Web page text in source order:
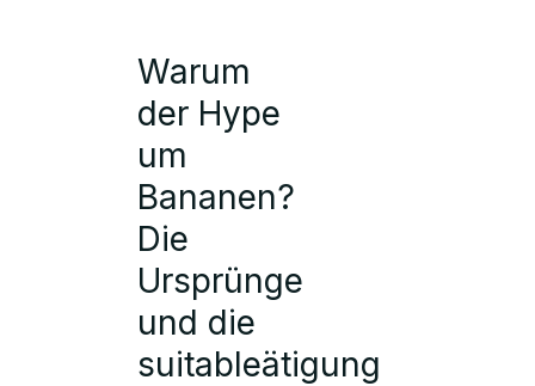
Warum
der Hype
um
Bananen?
Die
Ursprünge
und die
suitableätigung